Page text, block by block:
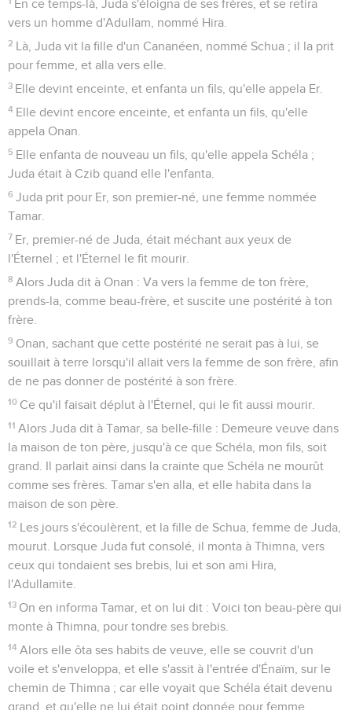
En ce temps-là, Juda s'éloigna de ses frères, et se retira
vers un homme d'Adullam, nommé Hira.
2 Là, Juda vit la fille d'un Cananéen, nommé Schua ; il la prit
pour femme, et alla vers elle.
3 Elle devint enceinte, et enfanta un fils, qu'elle appela Er.
4 Elle devint encore enceinte, et enfanta un fils, qu'elle
appela Onan.
5 Elle enfanta de nouveau un fils, qu'elle appela Schéla ;
Juda était à Czib quand elle l'enfanta.
6 Juda prit pour Er, son premier-né, une femme nommée
Tamar.
7 Er, premier-né de Juda, était méchant aux yeux de
l'Éternel ; et l'Éternel le fit mourir.
8 Alors Juda dit à Onan : Va vers la femme de ton frère,
prends-la, comme beau-frère, et suscite une postérité à ton
frère.
9 Onan, sachant que cette postérité ne serait pas à lui, se
souillait à terre lorsqu'il allait vers la femme de son frère, afin
de ne pas donner de postérité à son frère.
10 Ce qu'il faisait déplut à l'Éternel, qui le fit aussi mourir.
11 Alors Juda dit à Tamar, sa belle-fille : Demeure veuve dans
la maison de ton père, jusqu'à ce que Schéla, mon fils, soit
grand. Il parlait ainsi dans la crainte que Schéla ne mourût
comme ses frères. Tamar s'en alla, et elle habita dans la
maison de son père.
12 Les jours s'écoulèrent, et la fille de Schua, femme de Juda,
mourut. Lorsque Juda fut consolé, il monta à Thimna, vers
ceux qui tondaient ses brebis, lui et son ami Hira,
l'Adullamite.
13 On en informa Tamar, et on lui dit : Voici ton beau-père qui
monte à Thimna, pour tondre ses brebis.
14 Alors elle ôta ses habits de veuve, elle se couvrit d'un
voile et s'enveloppa, et elle s'assit à l'entrée d'Énaïm, sur le
chemin de Thimna ; car elle voyait que Schéla était devenu
grand, et qu'elle ne lui était point donnée pour femme.